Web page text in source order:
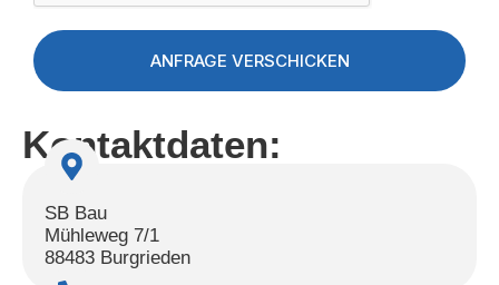
ANFRAGE VERSCHICKEN
Kontaktdaten:
SB Bau
Mühleweg 7/1
88483 Burgrieden